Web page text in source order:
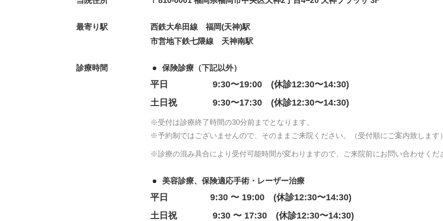
最寄り駅
西鉄大牟田線 福岡(天神)駅
市営地下鉄七隈線 天神南駅
診療時間 保険診療（下記以外）
平日
9:30〜19:00 (休診12:30〜14:30)
土日祝
9:30〜17:30 (休診12:30〜14:30)
※受付は診療終了時間の30分前までとなります。
※予約制ではございませんので、そのままご来院ください。（受付順にご案内致します）
※診療の混み具合により受付可能時間が変わりますので、ご来院前にお問い合わせくだ
美容診療、保険適応手術・レーザー治療
平日
9:30 〜 19:00 (休診12:30〜14:30)
土日祝
9:30 〜 17:30 (休診12:30〜14:30)